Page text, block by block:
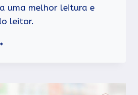
uma melhor leitura e
leitor.